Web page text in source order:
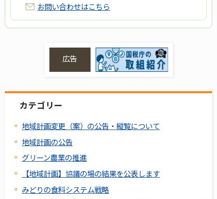
お問い合わせはこちら
広告
カテゴリー
地域計画変更（案）の公告・縦覧について
地域計画の公告
グリーン農業の推進
【地域計画】協議の場の結果を公表します
みどりの食料システム戦略